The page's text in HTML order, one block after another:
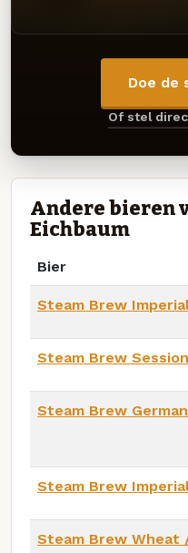
Doe de
Of stel
Andere bieren
Eichbaum
Bier
Steam Brew
Steam Brew
Steam Brew
Steam Brew
Steam Brew Wheat